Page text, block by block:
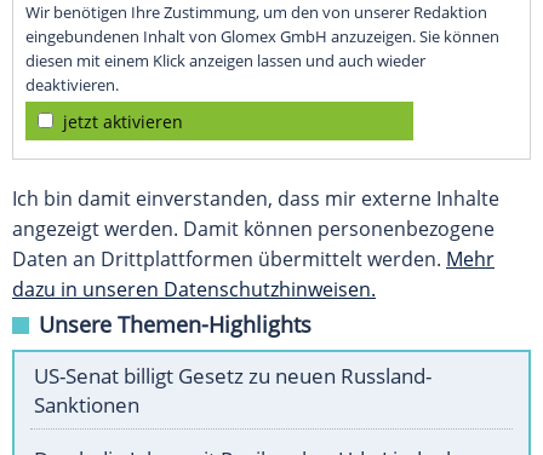
Wir benötigen Ihre Zustimmung, um den von unserer Redaktion
eingebundenen Inhalt von Glomex GmbH anzuzeigen. Sie können
diesen mit einem Klick anzeigen lassen und auch wieder
deaktivieren.
jetzt aktivieren
Ich bin damit einverstanden, dass mir externe Inhalte
angezeigt werden. Damit können personenbezogene
Daten an Drittplattformen übermittelt werden. Mehr
dazu in unseren Datenschutzhinweisen.
Unsere Themen-Highlights
US-Senat billigt Gesetz zu neuen Russland-
Sanktionen